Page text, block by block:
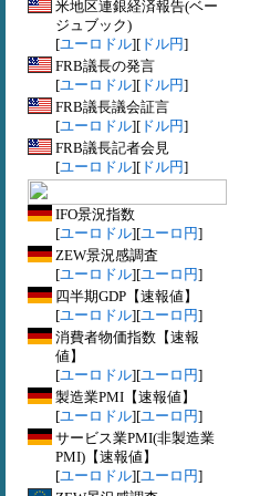
米地区連銀経済報告(ベー
ジュブック)
[ユーロドル][ ドル円]
FRB議長の発言
[ユーロドル][ ドル円]
FRB議長議会証言
[ユーロドル][ ドル円]
FRB議長記者会見
[ユーロドル][ ドル円]
IFO景況指数
[ユーロドル][ユーロ円]
ZEW景況感調査
[ユーロドル][ユーロ円]
四半期GDP【速報値】
[ユーロドル][ユーロ円]
消費者物価指数【速報
値】
[ユーロドル][ユーロ円]
製造業PMI【速報値】
[ユーロドル][ユーロ円]
サービス業PMI(非製造業
PMI)【速報値】
[ユーロドル][ユーロ円]